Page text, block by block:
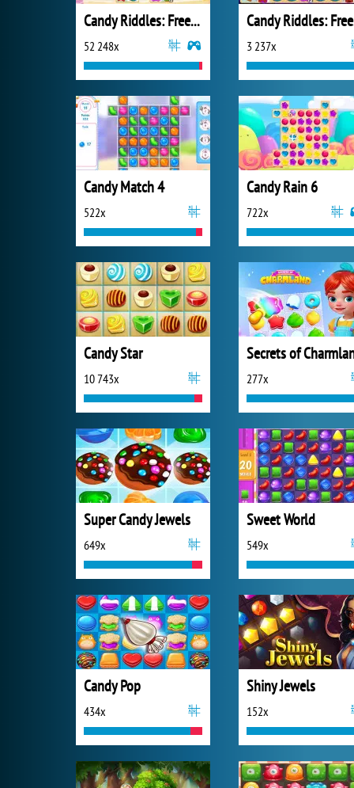
Candy Riddles: Free Match 3 Puzzle
52 248x 3 237x
Candy Match 4
522x
Candy Rain 6
722x
Candy Star
10 743x
Secrets of
277x
Super Candy Jewels
649x
Sweet World
549x
Candy Pop
434x
Shiny Jewels
152x